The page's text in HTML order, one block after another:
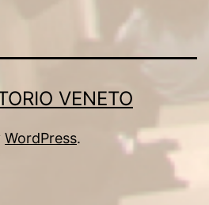
VENETO
WordPress.